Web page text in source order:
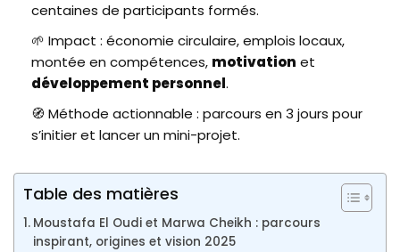
centaines de participants formés.
🌱 Impact : économie circulaire, emplois locaux,
montée en compétences, motivation et
développement personnel.
🧭 Méthode actionnable : parcours en 3 jours pour
s’initier et lancer un mini-projet.
Table des matières
Moustafa El Oudi et Marwa Cheikh : parcours
inspirant, origines et vision 2025